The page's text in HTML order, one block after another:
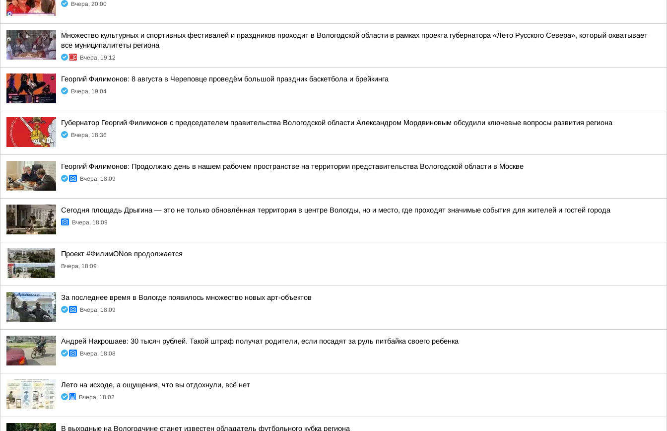
Вчера, 20:00
Множество культурных и спортивных фестивалей и праздников проходит в Вологодской области в рамках проекта губернатора «Лето Русского Севера», который охватывает
все муниципалитеты региона
Вчера, 19:12
Георгий Филимонов: 8 августа в Череповце проведём большой праздник баскетбола и брейкинга
Вчера, 19:04
Губернатор Георгий Филимонов с председателем правительства Вологодской области Александром Мордвиновым обсудили ключевые вопросы развития региона
Вчера, 18:36
Георгий Филимонов: Продолжаю день в нашем рабочем пространстве на территории представительства Вологодской области в Москве
Вчера, 18:09
Сегодня площадь Дрыгина — это не только обновлённая территория в центре Вологды, но и место, где проходят значимые события для жителей и гостей города
Вчера, 18:09
Проект #ФилимONов продолжается
Вчера, 18:09
За последнее время в Вологде появилось множество новых арт-объектов
Вчера, 18:09
Андрей Накрошаев: 30 тысяч рублей. Такой штраф получат родители, если посадят за руль питбайка своего ребенка
Вчера, 18:08
Лето на исходе, а ощущения, что вы отдохнули, всё нет
Вчера, 18:02
В выходные на Вологодчине станет известен обладатель футбольного кубка региона